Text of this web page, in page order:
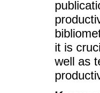
it is
well as